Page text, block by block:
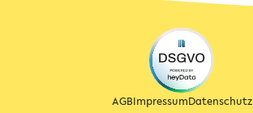
AGBImpressumDatenschutz